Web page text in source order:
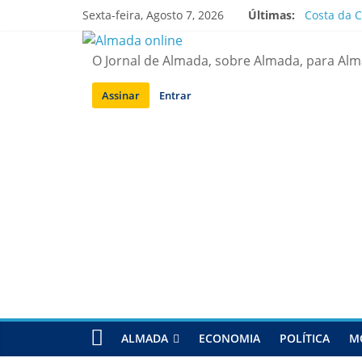
Sexta-feira, Agosto 7, 2026 Últimas:
Costa da
Ponte 25
O Jornal de Almada, sobre Almada, para
Assinar Entrar
ALMADA ECONOMIA POLÍTICA